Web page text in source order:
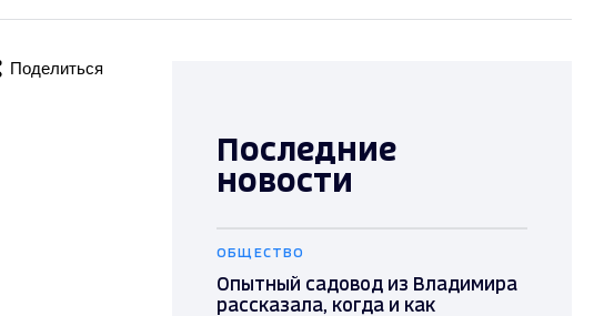
Поделиться
Последние
новости
ОБЩЕСТВО
Опытный садовод из Владимира
рассказала, когда и как